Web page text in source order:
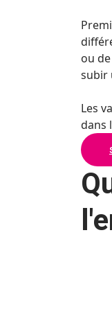
ou
subir
Les
dans